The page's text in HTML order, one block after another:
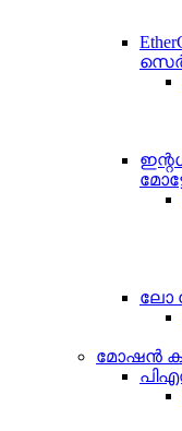
ലോ
മോഷൻ